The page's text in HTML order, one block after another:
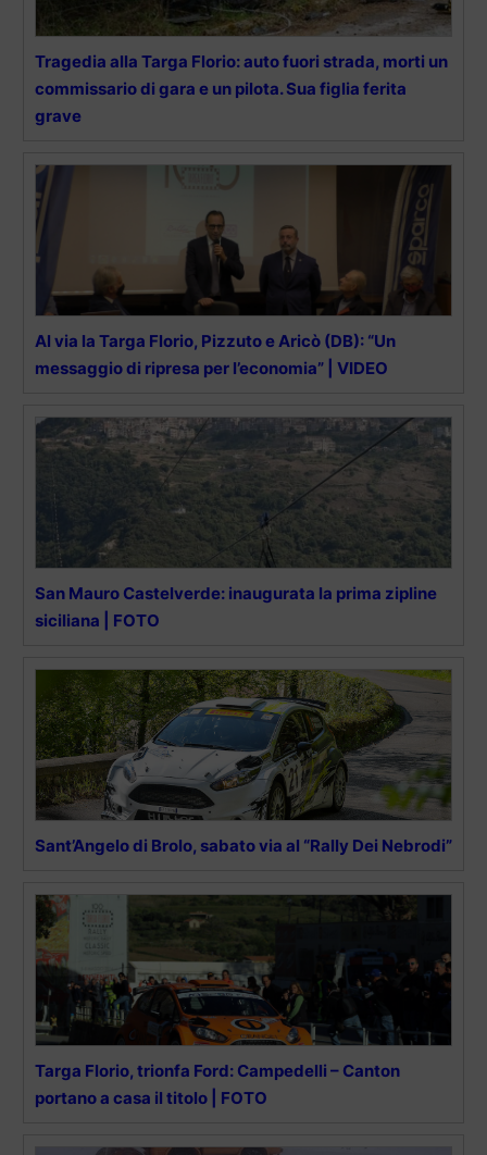
Tragedia alla Targa Florio: auto fuori strada, morti un
commissario di gara e un pilota. Sua figlia ferita
grave
Al via la Targa Florio, Pizzuto e Aricò (DB): “Un
messaggio di ripresa per l’economia” | VIDEO
San Mauro Castelverde: inaugurata la prima zipline
siciliana | FOTO
Sant’Angelo di Brolo, sabato via al “Rally Dei Nebrodi”
Targa Florio, trionfa Ford: Campedelli – Canton
portano a casa il titolo | FOTO